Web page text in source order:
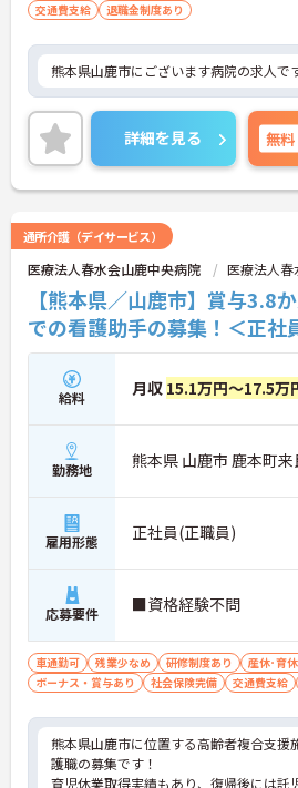
交通費支給
退職金制度あり
熊本県山鹿市にございます病院の求人です
詳細を見る 無料
通所介護（デイサービス）
医療法人春水会山鹿中央病院 医療法人春
【熊本県／山鹿市】賞与3.8
での看護助手の募集！＜正社
給料 月収 15.1万円～17.5万
勤務地 熊本県 山鹿市 鹿本町来
雇用形態 正社員(正職員)
応募要件 ■資格経験不問
車通勤可 残業少なめ 研修制度あり
産休･育
ボーナス・賞与あり
社会保険完備 交通費支給
熊本県山鹿市に位置する高齢者複合支援
護職の募集です！
育児休業取得実績もあり、復帰後には託